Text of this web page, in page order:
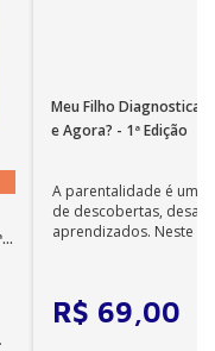
Meu Filho
e Agora? - 1ª Edição
A parentalidade é uma
de descobertas,
aprendizados. Neste
R$ 69,00